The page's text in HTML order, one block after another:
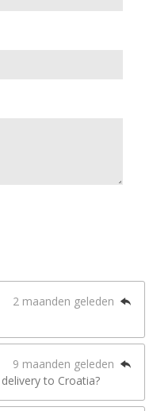
2 maanden geleden
9 maanden geleden
to Croatia?